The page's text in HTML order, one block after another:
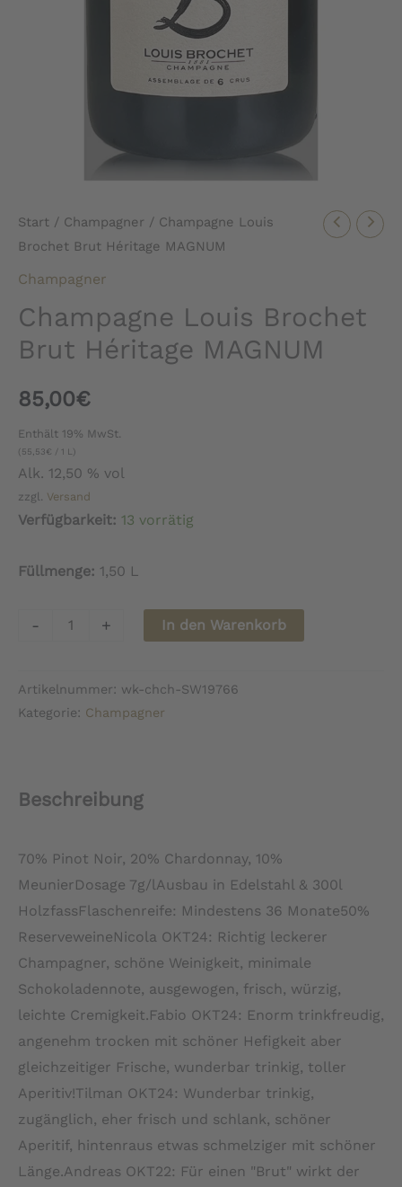
Start / Champagner / Champagne Louis
Brochet Brut Héritage MAGNUM
Champagner
Champagne Louis Brochet
Brut Héritage MAGNUM
85,00€
Enthält 19% MwSt.
(55,53€ / 1 L)
Alk. 12,50 % vol
zzgl. Versand
Verfügbarkeit: 13 vorrätig
Füllmenge: 1,50 L
-
Champagne
Brut
Héritage
+ In den Warenkorb
Artikelnummer: wk-chch-SW19766
Kategorie: Champagner
Beschreibung
70% Pinot Noir, 20% Chardonnay, 10%
MeunierDosage 7g/lAusbau in Edelstahl & 300l
HolzfassFlaschenreife: Mindestens 36 Monate50%
ReserveweineNicola OKT24: Richtig leckerer
Champagner, schöne Weinigkeit, minimale
Schokoladennote, ausgewogen, frisch, würzig,
leichte Cremigkeit.Fabio OKT24: Enorm trinkfreudig,
angenehm trocken mit schöner Hefigkeit aber
gleichzeitiger Frische, wunderbar trinkig, toller
Aperitiv!Tilman OKT24: Wunderbar trinkig,
zugänglich, eher frisch und schlank, schöner
Aperitif, hintenraus etwas schmelziger mit schöner
Länge.Andreas OKT22: Für einen "Brut" wirkt der